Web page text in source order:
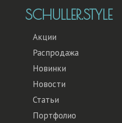
SCHULLER.STYLE
Акции
Распродажа
Новинки
Новости
Статьи
Портфолио